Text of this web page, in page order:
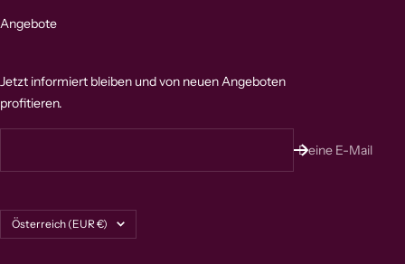
Angebote
Jetzt informiert bleiben und von neuen Angeboten
profitieren.
Deine E-Mail
Land/Region
Österreich (EUR €)